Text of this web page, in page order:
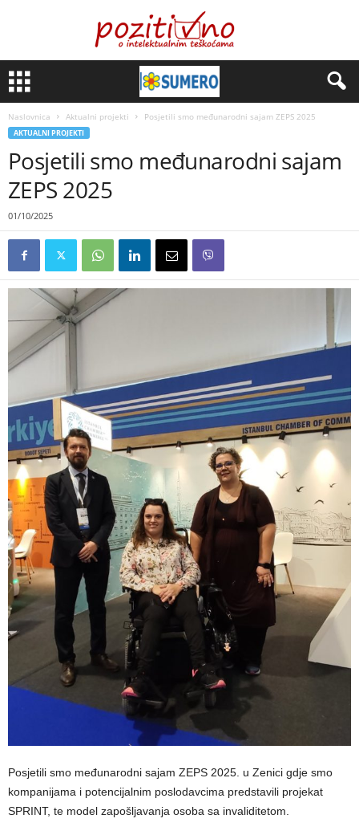
Naslovnica Aktualni projekti Posjetili smo međunarodni sajam ZEPS 2025
AKTUALNI PROJEKTI
Posjetili smo međunarodni sajam
ZEPS 2025
01/10/2025
Posjetili smo međunarodni sajam ZEPS 2025. u Zenici gdje smo
kompanijama i potencijalnim poslodavcima predstavili projekat
SPRINT, te model zapošljavanja osoba sa invaliditetom.